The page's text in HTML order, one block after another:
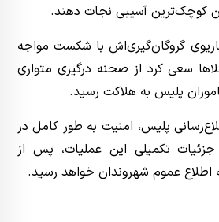
کوچک‌ترین آسیبی نجات دهند.
گروگان‌گیری‌اش با شکست مواجه
سعی کرد از صحنه درگیری متواری
پلیس به هلاکت رسید.
پلیس، امنیت به طور کامل در
تکمیلی این عملیات، پس از
اطلاع عموم شهروندان خواهد رسید.